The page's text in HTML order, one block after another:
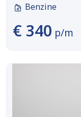
Benzine
€ 340 p/m